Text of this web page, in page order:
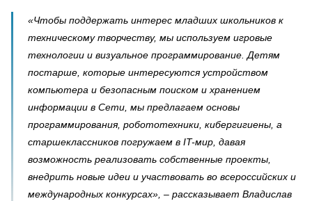
«Чтобы поддержать интерес младших школьников к
техническому творчеству, мы используем игровые
технологии и визуальное программирование. Детям
постарше, которые интересуются устройством
компьютера и безопасным поиском и хранением
информации в Сети, мы предлагаем основы
программирования, робототехники, кибергигиены, а
старшеклассников погружаем в IT-мир, давая
возможность реализовать собственные проекты,
внедрить новые идеи и участвовать во всероссийских и
международных конкурсах», – рассказывает Владислав